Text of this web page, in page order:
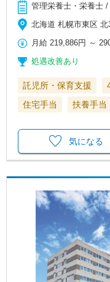
管理栄養士・栄養士 /
北海道 札幌市東区 北
月給 219,886円 ～
処遇改善あり
託児所・保育支援
住宅手当
扶養手当
気になる